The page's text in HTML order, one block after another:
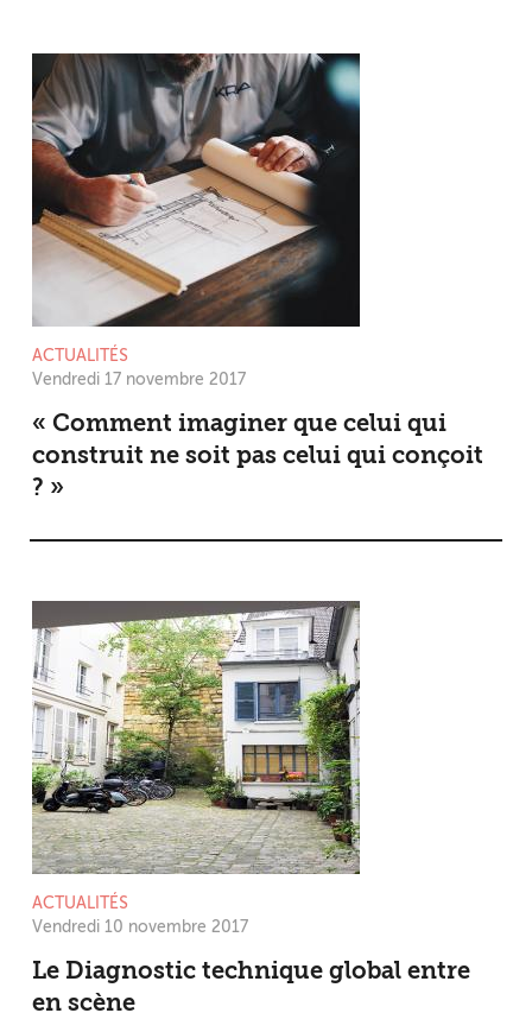
ACTUALITÉS
Vendredi 17 novembre 2017
« Comment imaginer que celui qui
construit ne soit pas celui qui conçoit
? »
ACTUALITÉS
Vendredi 10 novembre 2017
Le Diagnostic technique global entre
en scène